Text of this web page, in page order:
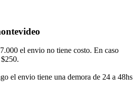
el envio no tiene costo. En caso
el envio tiene una demora de 24 a 48hs